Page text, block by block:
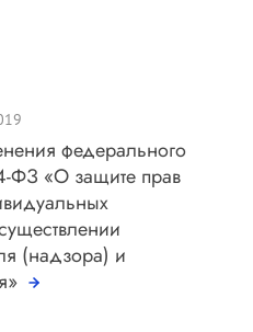
федерального
ФЗ «О защите прав
(надзора) и